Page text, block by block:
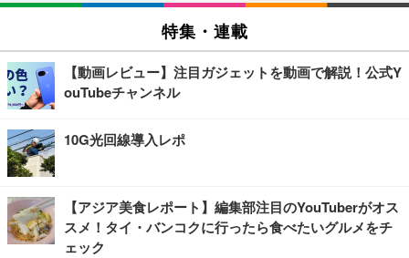
特集・連載
【動画レビュー】注目ガジェットを動画で解説！公式Y
ouTubeチャンネル
10G光回線導入レポ
【アジア美食レポート】編集部注目のYouTuberがオス
スメ！タイ・バンコクに行ったら食べたいグルメをチ
ェック